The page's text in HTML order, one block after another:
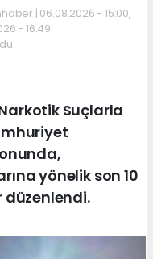
| 06.08.2026 - 15:00,
- 16:49
Suçlarla
yönelik son 10
düzenlendi.